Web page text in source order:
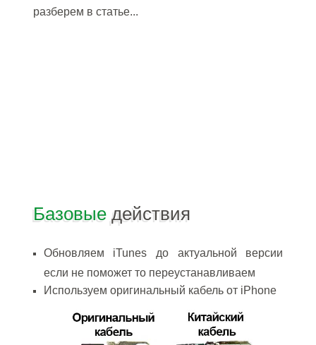
разберем в статье...
Базовыедействия
Обновляем iTunes до актуальной версии
если не поможет то переустанавливаем
Используем оригинальный кабель от iPhone